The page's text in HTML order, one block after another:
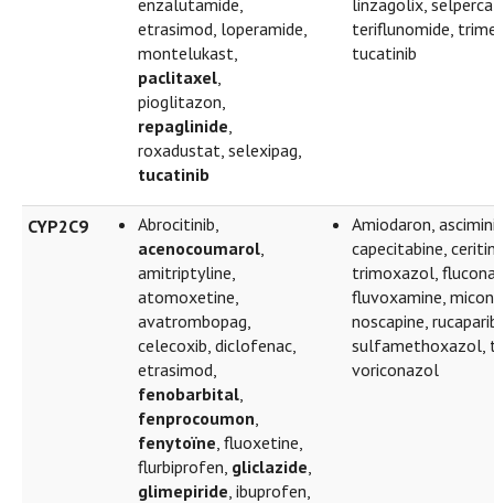
enzalutamide,
etrasimod, loperamide,
montelukast,
paclitaxel,
pioglitazon,
repaglinide,
roxadustat, selexipag,
tucatinib
linzagolix,
teriflunomide,
tucatinib
CYP2C9
Abrocitinib,
acenocoumarol,
amitriptyline,
atomoxetine,
avatrombopag,
celecoxib, diclofenac,
etrasimod,
fenobarbital,
fenprocoumon,
fenytoïne, fluoxetine,
flurbiprofen, gliclazide,
glimepiride, ibuprofen,
Amiodaron,
capecitabine,
trimoxazol,
fluvoxamine,
noscapine,
sulfamethoxazol,
voriconazol